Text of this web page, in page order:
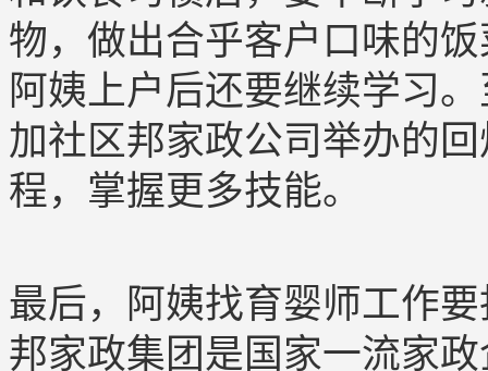
物，做出合乎客户口味的
阿姨上户后还要继续学习
加社区邦家政公司举办的
程，掌握更多技能。
最后，阿姨找育婴师工作
邦家政集团是国家一流家